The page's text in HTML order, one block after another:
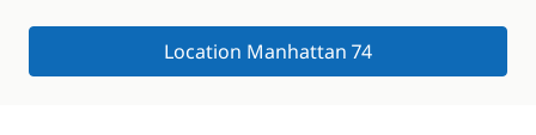
Location Manhattan 74